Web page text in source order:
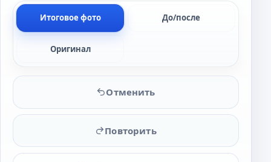
Итоговое фото До/после
Оригинал
Отменить
Повторить